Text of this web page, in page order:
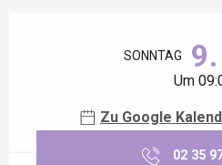
SONNTAG 9.
Um
Zu Google
02 35